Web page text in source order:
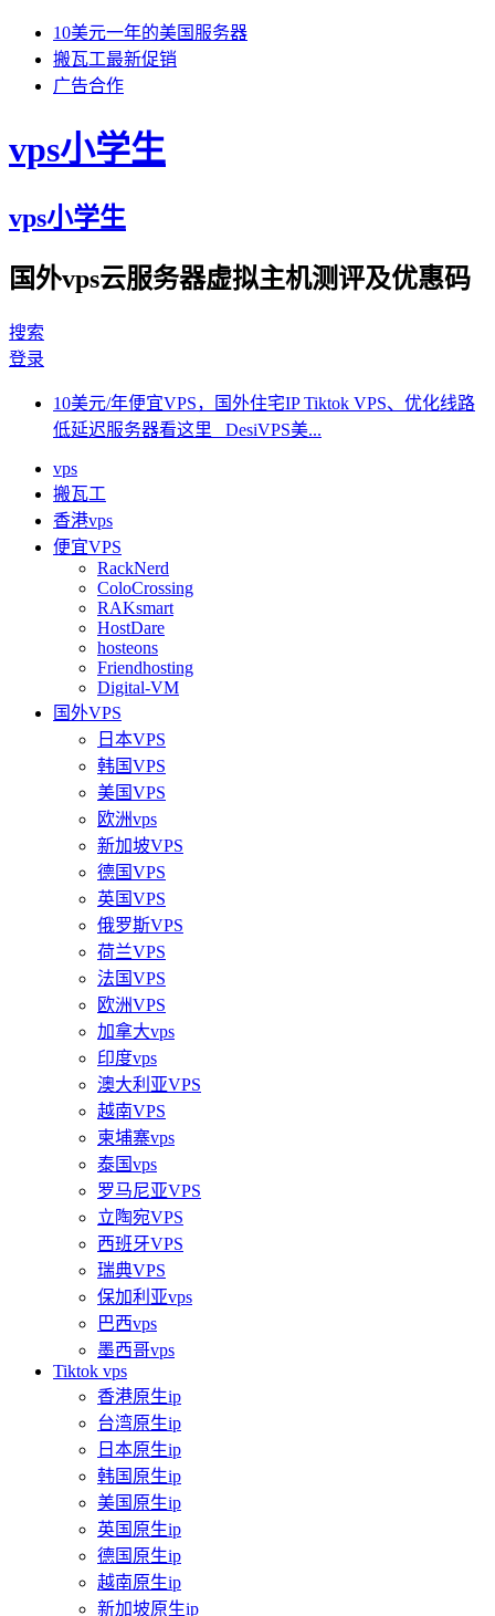
10美元一年的美国服务器
搬瓦工最新促销
广告合作
vps小学生
vps小学生
国外vps云服务器虚拟主机测评及优惠码
搜索
登录
10美元/年便宜VPS，国外住宅IP Tiktok VPS、优化线路
低延迟服务器看这里 DesiVPS美...
vps
搬瓦工
香港vps
便宜VPS
RackNerd
ColoCrossing
RAKsmart
HostDare
hosteons
Friendhosting
Digital-VM
国外VPS
日本VPS
韩国VPS
美国VPS
欧洲vps
新加坡VPS
德国VPS
英国VPS
俄罗斯VPS
荷兰VPS
法国VPS
欧洲VPS
加拿大vps
印度vps
澳大利亚VPS
越南VPS
柬埔寨vps
泰国vps
罗马尼亚VPS
立陶宛VPS
西班牙VPS
瑞典VPS
保加利亚vps
巴西vps
墨西哥vps
Tiktok vps
香港原生ip
台湾原生ip
日本原生ip
韩国原生ip
美国原生ip
英国原生ip
德国原生ip
越南原生ip
新加坡原生ip